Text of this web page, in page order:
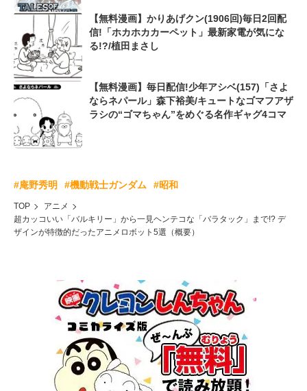
【無料漫画】かりあげクン(1906回)毎日2回配
信!「ホカホカカーペット」最新家電が気にな
る!?/植田まさし
【無料漫画】毎日配信!少年アシベ(157)「さよ
ならネパール」森下裕美/キュートなゴマフアザ
ラシの“ゴマちゃん”をめぐる名作ギャグ4コマ
#庵野秀明 #機動戦士ガンダム #昭和
TOP
アニメ
超カッコいい「バルキリー」から一見ヘンテコな「バラタック」まで!? デ
ザインが特徴的だったアニメロボット5選（概要）